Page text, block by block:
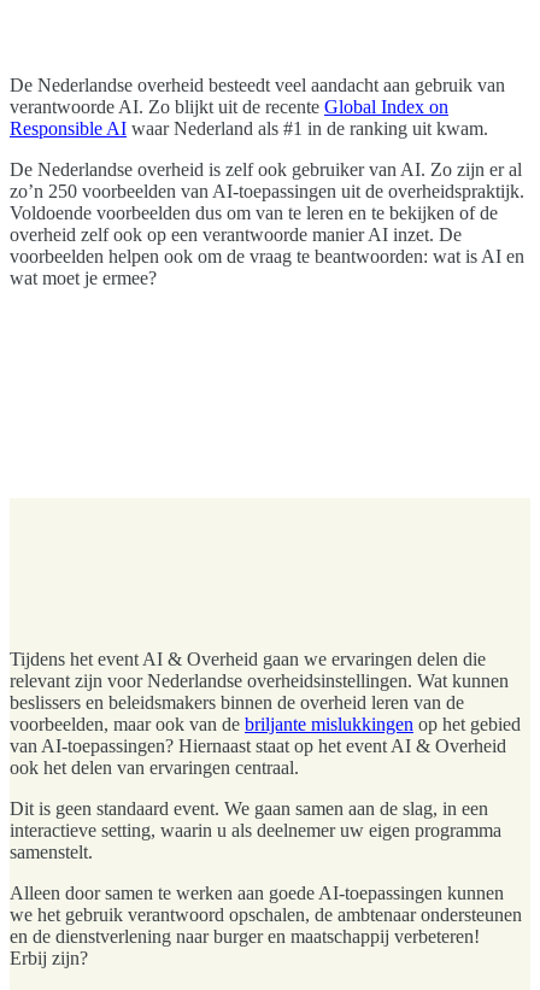
De Nederlandse overheid besteedt veel aandacht aan gebruik van
verantwoorde AI. Zo blijkt uit de recente Global Index on
Responsible AI waar Nederland als #1 in de ranking uit kwam.
De Nederlandse overheid is zelf ook gebruiker van AI. Zo zijn er al
zo’n 250 voorbeelden van AI-toepassingen uit de overheidspraktijk.
Voldoende voorbeelden dus om van te leren en te bekijken of de
overheid zelf ook op een verantwoorde manier AI inzet. De
voorbeelden helpen ook om de vraag te beantwoorden: wat is AI en
wat moet je ermee?
Tijdens het event AI & Overheid gaan we ervaringen delen die
relevant zijn voor Nederlandse overheidsinstellingen. Wat kunnen
beslissers en beleidsmakers binnen de overheid leren van de
voorbeelden, maar ook van de briljante mislukkingen op het gebied
van AI-toepassingen? Hiernaast staat op het event AI & Overheid
ook het delen van ervaringen centraal.
Dit is geen standaard event. We gaan samen aan de slag, in een
interactieve setting, waarin u als deelnemer uw eigen programma
samenstelt.
Alleen door samen te werken aan goede AI-toepassingen kunnen
we het gebruik verantwoord opschalen, de ambtenaar ondersteunen
en de dienstverlening naar burger en maatschappij verbeteren!
Erbij zijn?